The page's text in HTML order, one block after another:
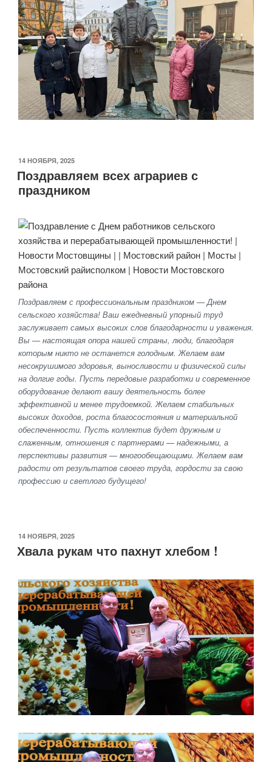
ОПУБЛИКОВАНО
14 НОЯБРЯ, 2025
Поздравляем всех аграриев с
праздником
Поздравляем с профессиональным праздником — Днем
сельского хозяйства! Ваш ежедневный упорный труд
заслуживает самых высоких слов благодарности и уважения.
Вы — настоящая опора нашей страны, люди, благодаря
которым никто не останется голодным. Желаем вам
несокрушимого здоровья, выносливости и физической силы
на долгие годы. Пусть передовые разработки и современное
оборудование делают вашу деятельность более
эффективной и менее трудоемкой. Желаем стабильных
высоких доходов, роста благосостояния и материальной
обеспеченности. Пусть коллектив будет дружным и
слаженным, отношения с партнерами — надежными, а
перспективы развития — многообещающими. Желаем вам
радости от результатов своего труда, гордости за свою
профессию и светлого будущего!
ОПУБЛИКОВАНО
14 НОЯБРЯ, 2025
Хвала рукам что пахнут хлебом !